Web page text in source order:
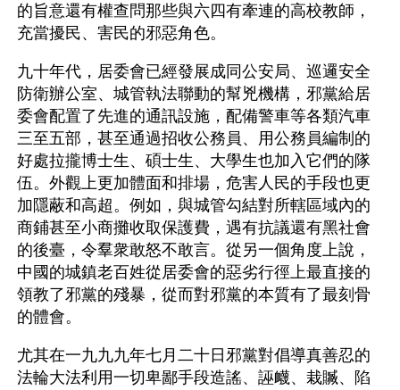
的旨意還有權查問那些與六四有牽連的高校教師，
充當擾民、害民的邪惡角色。
九十年代，居委會已經發展成同公安局、巡邏安全
防衛辦公室、城管執法聯動的幫兇機構，邪黨給居
委會配置了先進的通訊設施，配備警車等各類汽車
三至五部，甚至通過招收公務員、用公務員編制的
好處拉攏博士生、碩士生、大學生也加入它們的隊
伍。外觀上更加體面和排場，危害人民的手段也更
加隱蔽和高超。例如，與城管勾結對所轄區域內的
商鋪甚至小商攤收取保護費，遇有抗議還有黑社會
的後臺，令羣衆敢怒不敢言。從另一個角度上說，
中國的城鎮老百姓從居委會的惡劣行徑上最直接的
領教了邪黨的殘暴，從而對邪黨的本質有了最刻骨
的體會。
尤其在一九九九年七月二十日邪黨對倡導真善忍的
法輪大法利用一切卑鄙手段造謠、誣衊、栽贓、陷